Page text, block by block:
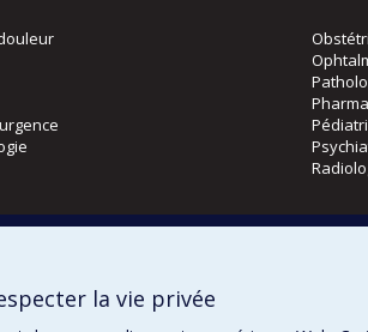
la vie privée